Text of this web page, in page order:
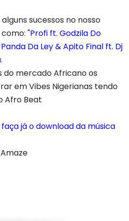
sucessos no nosso
"Profi ft. Godzila Do
Da Ley & Apito Final ft. Dj
.
do mercado Africano os
em Vibes Nigerianas tendo
Afro Beat
já o download da música